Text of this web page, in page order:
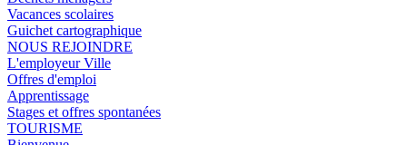
Vacances scolaires
Guichet cartographique
NOUS REJOINDRE
L'employeur Ville
Offres d'emploi
Apprentissage
Stages et offres spontanées
TOURISME